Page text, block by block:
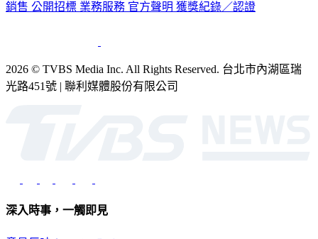
銷售 公開招標 業務服務 官方聲明 獲獎紀錄／認證
2026 © TVBS Media Inc. All Rights Reserved. 台北市內湖區瑞
光路451號 | 聯利媒體股份有限公司
深入時事，一觸即見